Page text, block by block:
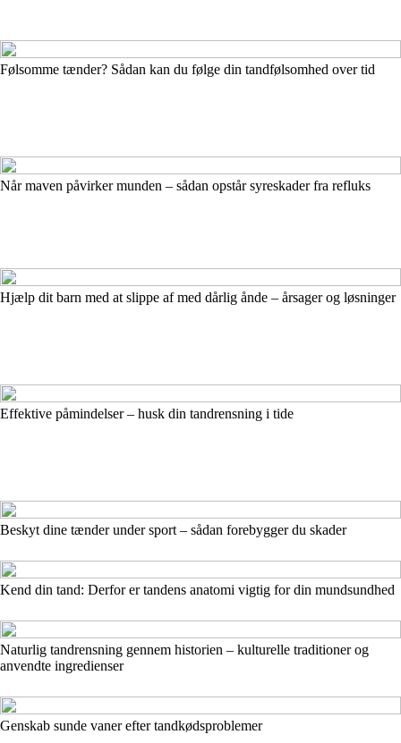
Følsomme tænder? Sådan kan du følge din tandfølsomhed over tid
Når maven påvirker munden – sådan opstår syreskader fra refluks
Hjælp dit barn med at slippe af med dårlig ånde – årsager og løsninger
Effektive påmindelser – husk din tandrensning i tide
Beskyt dine tænder under sport – sådan forebygger du skader
Kend din tand: Derfor er tandens anatomi vigtig for din mundsundhed
Naturlig tandrensning gennem historien – kulturelle traditioner og
anvendte ingredienser
Genskab sunde vaner efter tandkødsproblemer